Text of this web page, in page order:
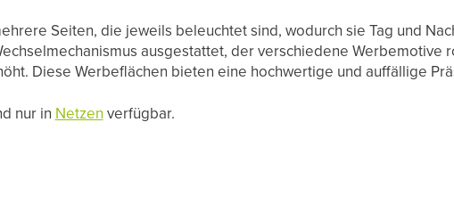
Seiten, die jeweils beleuchtet sind, wodurch sie Tag und
ausgestattet, der verschiedene Werbemotive
Diese Werbeflächen bieten eine hochwertige und auffällige
nur in Netzen verfügbar.